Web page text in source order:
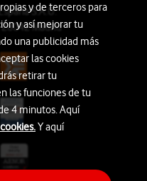
S.A.U.
Madrid
y de terceros para
y así mejorar tu
una publicidad más
las cookies
retirar tu
las funciones de tu
4 minutos. Aquí
Y aquí